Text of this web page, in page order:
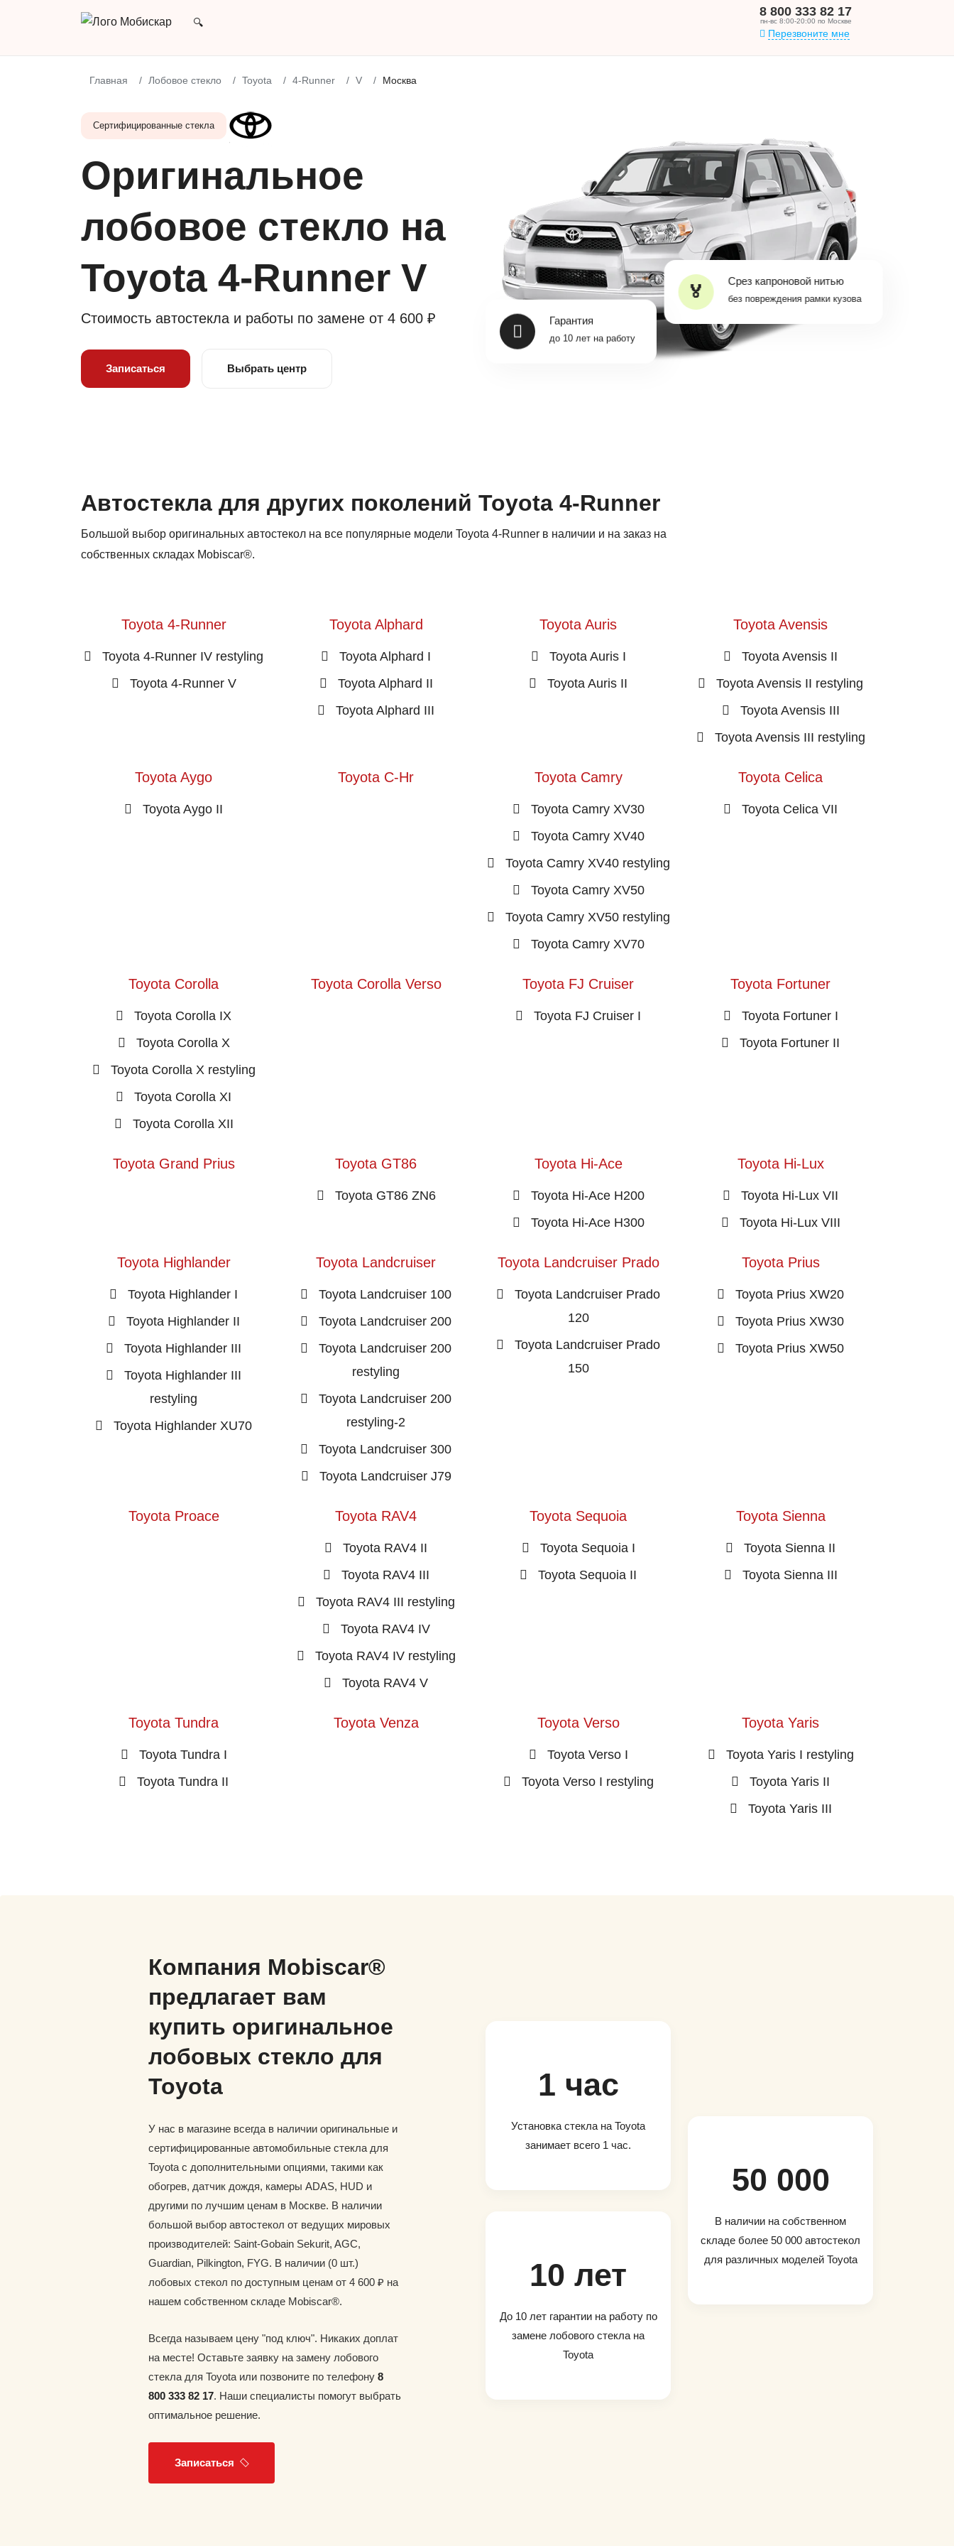
8 800 333 82 17
пн-вс 8:00-20:00 по Москве
Перезвоните мне
Главная Лобовое стекло Toyota 4-Runner V Москва
Сертифицированные стекла
Оригинальное
лобовое стекло на
Toyota 4-Runner V
Стоимость автостекла и работы по замене от 4 600 ₽
Записаться Выбрать центр
Срез капроновой нитью
без повреждения рамки кузова
Гарантия
до 10 лет на работу
Автостекла для других поколений Toyota 4-Runner
Большой выбор оригинальных автостекол на все популярные модели Toyota 4-Runner в наличии и на заказ на
собственных складах Mobiscar®.
Toyota 4-Runner
Toyota 4-Runner IV restyling
Toyota 4-Runner V
Toyota Alphard
Toyota Alphard I
Toyota Alphard II
Toyota Alphard III
Toyota Auris
Toyota Auris I
Toyota Auris II
Toyota Avensis
Toyota Avensis II
Toyota Avensis II restyling
Toyota Avensis III
Toyota Avensis III restyling
Toyota Aygo
Toyota Aygo II
Toyota C-Hr Toyota Camry
Toyota Camry XV30
Toyota Camry XV40
Toyota Camry XV40 restyling
Toyota Camry XV50
Toyota Camry XV50 restyling
Toyota Camry XV70
Toyota Celica
Toyota Celica VII
Toyota Corolla
Toyota Corolla IX
Toyota Corolla X
Toyota Corolla X restyling
Toyota Corolla XI
Toyota Corolla XII
Toyota Corolla Verso Toyota FJ Cruiser
Toyota FJ Cruiser I
Toyota Fortuner
Toyota Fortuner I
Toyota Fortuner II
Toyota Grand Prius Toyota GT86
Toyota GT86 ZN6
Toyota Hi-Ace
Toyota Hi-Ace H200
Toyota Hi-Ace H300
Toyota Hi-Lux
Toyota Hi-Lux VII
Toyota Hi-Lux VIII
Toyota Highlander
Toyota Highlander I
Toyota Highlander II
Toyota Highlander III
Toyota Highlander III
restyling
Toyota Highlander XU70
Toyota Landcruiser
Toyota Landcruiser 100
Toyota Landcruiser 200
Toyota Landcruiser 200
restyling
Toyota Landcruiser 200
restyling-2
Toyota Landcruiser 300
Toyota Landcruiser J79
Toyota Landcruiser Prado
Toyota Landcruiser Prado
120
Toyota Landcruiser Prado
150
Toyota Prius
Toyota Prius XW20
Toyota Prius XW30
Toyota Prius XW50
Toyota Proace Toyota RAV4
Toyota RAV4 II
Toyota RAV4 III
Toyota RAV4 III restyling
Toyota RAV4 IV
Toyota RAV4 IV restyling
Toyota RAV4 V
Toyota Sequoia
Toyota Sequoia I
Toyota Sequoia II
Toyota Sienna
Toyota Sienna II
Toyota Sienna III
Toyota Tundra
Toyota Tundra I
Toyota Tundra II
Toyota Venza Toyota Verso
Toyota Verso I
Toyota Verso I restyling
Toyota Yaris
Toyota Yaris I restyling
Toyota Yaris II
Toyota Yaris III
Компания Mobiscar®
предлагает вам
купить оригинальное
лобовых стекло для
Toyota
У нас в магазине всегда в наличии оригинальные и
сертифицированные автомобильные стекла для
Toyota с дополнительными опциями, такими как
обогрев, датчик дождя, камеры ADAS, HUD и
другими по лучшим ценам в Москве. В наличии
большой выбор автостекол от ведущих мировых
производителей: Saint-Gobain Sekurit, AGC,
Guardian, Pilkington, FYG. В наличии (0 шт.)
лобовых стекол по доступным ценам от 4 600 ₽ на
нашем собственном складе Mobiscar®.
Всегда называем цену "под ключ". Никаких доплат
на месте! Оставьте заявку на замену лобового
стекла для Toyota или позвоните по телефону 8
800 333 82 17. Наши специалисты помогут выбрать
оптимальное решение.
Записаться
1 час
Установка стекла на Toyota
занимает всего 1 час.
10 лет
До 10 лет гарантии на работу по
замене лобового стекла на
Toyota
50 000
В наличии на собственном
складе более 50 000 автостекол
для различных моделей Toyota